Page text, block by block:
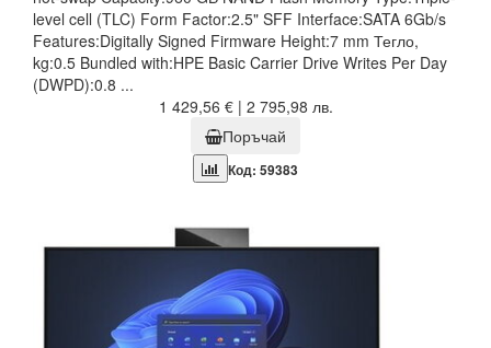
level cell (TLC) Form Factor:2.5" SFF Interface:SATA 6Gb/s
Features:Digitally Signed Firmware Height:7 mm Тегло,
kg:0.5 Bundled with:HPE Basic Carrier Drive Writes Per Day
(DWPD):0.8 ...
1 429,56 € | 2 795,98 лв.
Поръчай
Код: 59383